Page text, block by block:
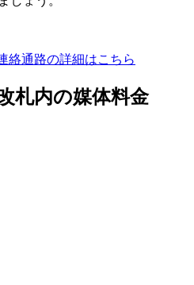
絡通路の詳細はこちら
札内の媒体料金